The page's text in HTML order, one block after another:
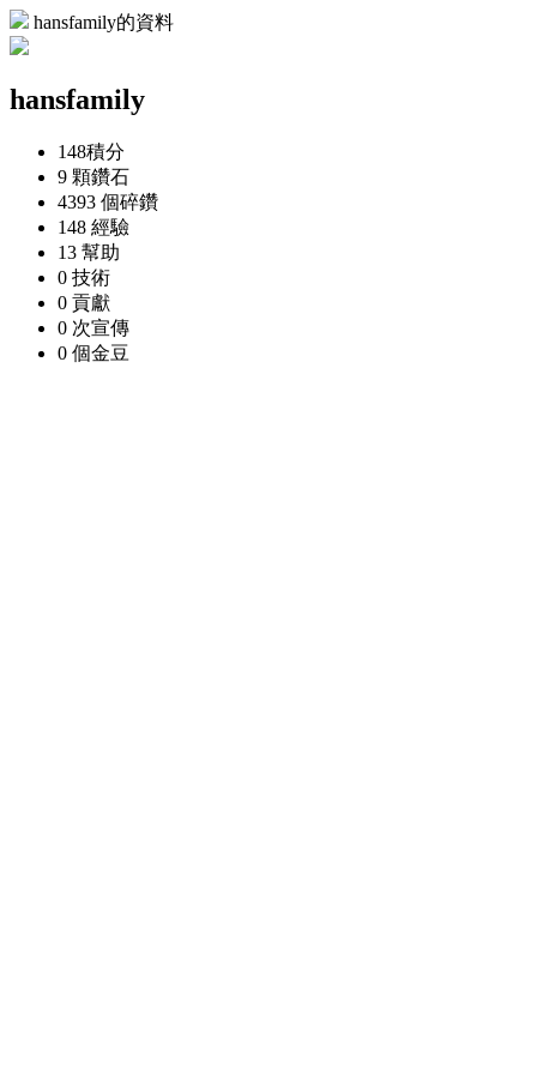
hansfamily的資料
hansfamily
148積分
9 顆鑽石
4393 個碎鑽
148 經驗
13 幫助
0 技術
0 貢獻
0 次宣傳
0 個金豆